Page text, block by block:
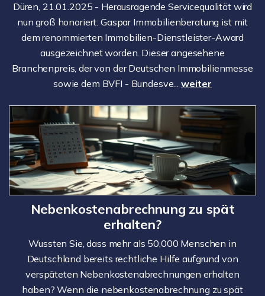
Düren, 21.01.2025 - Herausragende Servicequalität wird
nun groß honoriert: Gaspar Immobilienberatung ist mit
dem renommierten Immobilien-Dienstleister-Award
ausgezeichnet worden. Dieser angesehene
Branchenpreis, der von der Deutschen Immobilienmesse
sowie dem BVFI - Bundesve... weiter
Nebenkostenabrechnung zu spät
erhalten?
Wussten Sie, dass mehr als 50,000 Menschen in
Deutschland bereits rechtliche Hilfe aufgrund von
verspäteten Nebenkostenabrechnungen erhalten
haben? Wenn die nebenkostenabrechnung zu spät